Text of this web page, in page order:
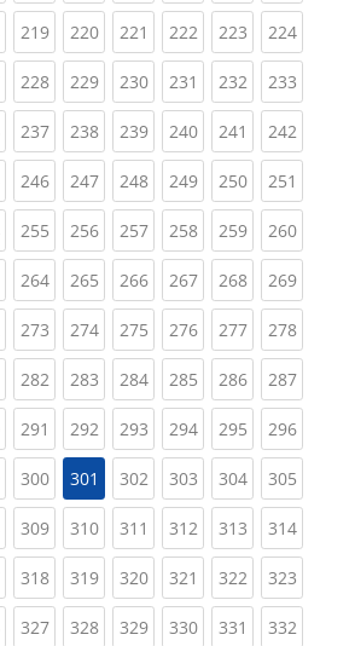
219(current)
220(current)
221 (current)
222(current)
223(current)
224
228(current)
229(current)
230(current)
231 (current)
232(current)
233
237(current)
238(current)
239(current)
240(current)
241 (current)
242
246(current)
247(current)
248(current)
249(current)
250(current)
251
255(current)
256(current)
257(current)
258(current)
259(current)
260
264(current)
265(current)
266(current)
267(current)
268(current)
269
273(current)
274(current)
275(current)
276(current)
277(current)
278
(current)
282(current)
283(current)
284(current)
285(current)
286(current)
287
291 (current)
292(current)
293(current)
294(current)
295(current)
296
300(current)
301 302(current)
303(current)
304(current)
305
309(current)
310(current)
311 (current)
312(current)
313(current)
314
318(current)
319(current)
320(current)
321 (current)
322(current)
323
327(current)
328(current)
329(current)
330(current)
331 (current)
332